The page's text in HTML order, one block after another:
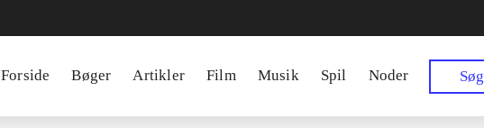
Forside Bøger Artikler Film Musik Spil Noder Søg